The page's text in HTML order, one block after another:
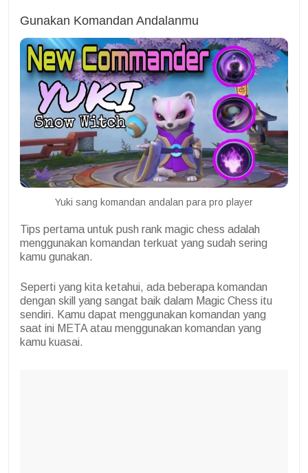
Gunakan Komandan Andalanmu
Yuki sang komandan andalan para pro player
Tips pertama untuk push rank magic chess adalah
menggunakan komandan terkuat yang sudah sering
kamu gunakan.
Seperti yang kita ketahui, ada beberapa komandan
dengan skill yang sangat baik dalam Magic Chess itu
sendiri. Kamu dapat menggunakan komandan yang
saat ini META atau menggunakan komandan yang
kamu kuasai.